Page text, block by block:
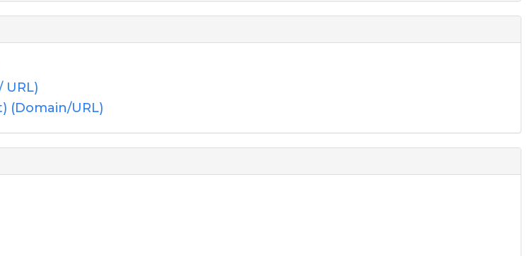
(Domain/URL)